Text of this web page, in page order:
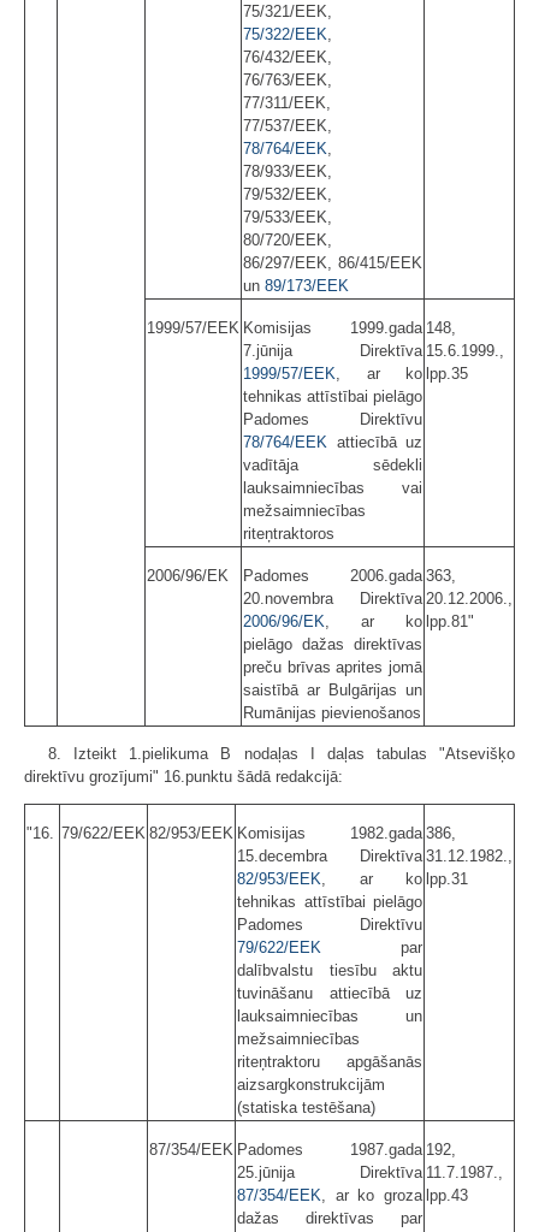
75/321/EEK,
75/322/EEK
76/432/EEK,
76/763/EEK,
77/311/EEK,
77/537/EEK,
78/764/EEK
78/933/EEK,
79/532/EEK,
79/533/EEK,
80/720/EEK,
86/297/EEK, 86/415/EEK
un 89/173/EEK
1999/57/EEK Komisijas 1999.gada
7.jūnija Direktīva
1999/57/EEK , ar ko
tehnikas attīstībai pielāgo
Padomes Direktīvu
78/764/EEK attiecībā uz
vadītāja sēdekli
lauksaimniecības vai
mežsaimniecības
riteņtraktoros
148,
15.6.1999.,
lpp.35
2006/96/EK
Padomes 2006.gada
20.novembra Direktīva
2006/96/EK , ar ko
pielāgo dažas direktīvas
preču brīvas aprites jomā
saistībā ar Bulgārijas un
Rumānijas pievienošanos
363,
20.12.2006.,
lpp.81"
8. Izteikt 1.pielikuma B nodaļas I daļas tabulas "Atsevišķo
direktīvu grozījumi" 16.punktu šādā redakcijā:
"16. 79/622/EEK 82/953/EEK Komisijas 1982.gada
15.decembra Direktīva
82/953/EEK , ar ko
tehnikas attīstībai pielāgo
Padomes Direktīvu
79/622/EEK par
dalībvalstu tiesību aktu
tuvināšanu attiecībā uz
lauksaimniecības un
mežsaimniecības
riteņtraktoru apgāšanās
aizsargkonstrukcijām
(statiska testēšana)
386,
31.12.1982.,
lpp.31
87/354/EEK Padomes 1987.gada
25.jūnija Direktīva
87/354/EEK , ar ko groza
dažas direktīvas par
192,
11.7.1987.,
lpp.43